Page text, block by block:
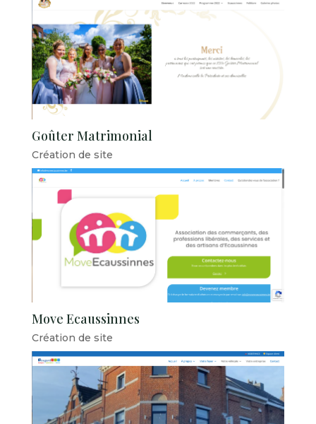
Goûter Matrimonial
Création de site
Move Ecaussinnes
Création de site